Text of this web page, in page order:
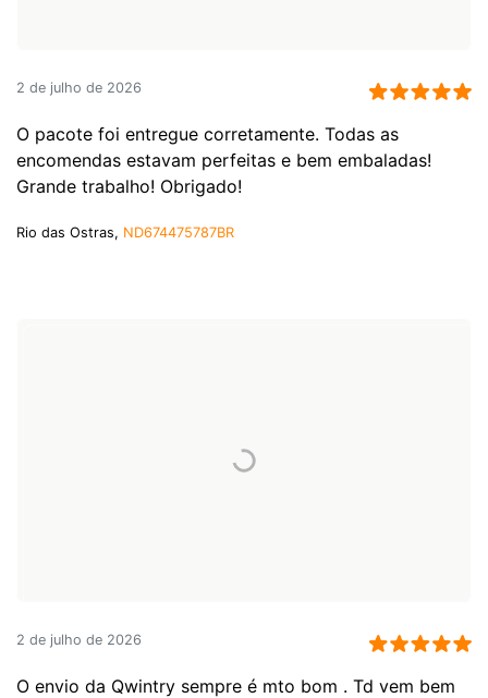
2 de julho de 2026
O pacote foi entregue corretamente. Todas as
encomendas estavam perfeitas e bem embaladas!
Grande trabalho! Obrigado!
Rio das Ostras, ND674475787BR
2 de julho de 2026
O envio da Qwintry sempre é mto bom . Td vem bem